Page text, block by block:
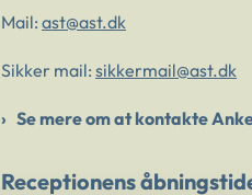
Mail: ast@ast.dk
Sikker mail: sikkermail@ast.dk
Se mere om at kontakte
Receptionens